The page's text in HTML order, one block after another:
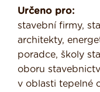
Určeno pro:
stavební firmy,
architekty,
poradce, školy
oboru
v oblasti tepelné